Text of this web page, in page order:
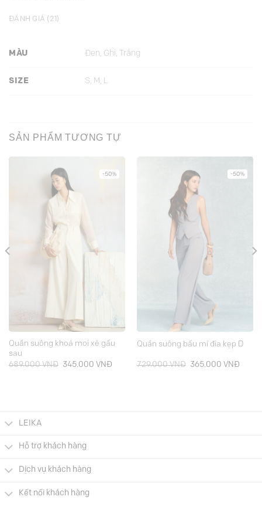
ĐÁNH GIÁ (21)
MÀU Đen, Ghi, Trắng
SIZE S, M, L
SẢN PHẨM TƯƠNG TỰ
-50%
Quần suông khoá moi xẻ gấu
sau
689.000VNĐ
Giá
345.000 VNĐGiá
-50%
Quần suông bấu mí đỉa kẹp D
729.000VNĐ
Giá
365.000 VNĐGiá
LEIKA
Hỗ trợ khách hàng
Dịch vụ khách hàng
Kết nối khách hàng